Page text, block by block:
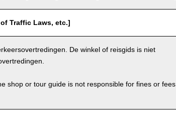
Traffic Laws, etc.]
De winkel of reisgids is niet
shop or tour guide is not responsible for fines or fees